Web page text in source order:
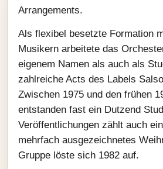
Arrangements.
Als flexibel besetzte Formation
Musikern arbeitete das
eigenem Namen als auch als
zahlreiche Acts des Labels
Zwischen 1975 und den frühen
entstanden fast ein Dutzend
Veröffentlichungen zählt auch
mehrfach ausgezeichnetes
Gruppe löste sich 1982 auf.